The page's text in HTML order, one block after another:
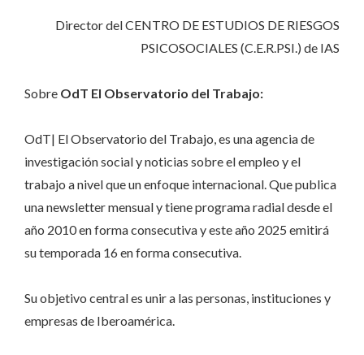
Director del CENTRO DE ESTUDIOS DE RIESGOS
PSICOSOCIALES (C.E.R.PSI.) de IAS
Sobre OdT El Observatorio del Trabajo:
OdT| El Observatorio del Trabajo, es una agencia de
investigación social y noticias sobre el empleo y el
trabajo a nivel que un enfoque internacional. Que publica
una newsletter mensual y tiene programa radial desde el
año 2010 en forma consecutiva y este año 2025 emitirá
su temporada 16 en forma consecutiva.
Su objetivo central es unir a las personas, instituciones y
empresas de Iberoamérica.